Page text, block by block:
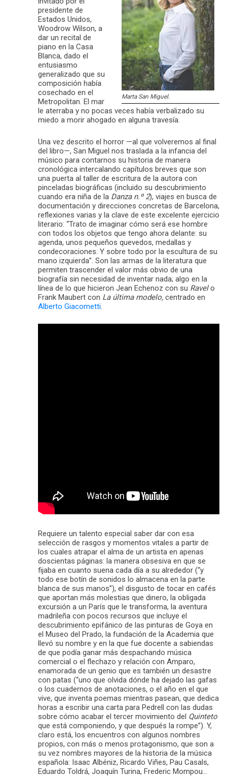
Marta San Miguel.
presidente de
Estados Unidos,
Woodrow Wilson, a
dar un recital de
piano en la Casa
Blanca, dado el
entusiasmo
generalizado que su
composición había
cosechado en el
Metropolitan. El mar
le aterraba y no pocas veces había verbalizado su
miedo a morir ahogado en alguna travesía.
Una vez descrito el horror —al que volveremos al final
del libro—, San Miguel nos traslada a la infancia del
músico para contarnos su historia de manera
cronológica intercalando capítulos breves que son
una puerta al taller de escritura de la autora con
pinceladas biográficas (incluido su descubrimiento
cuando era niña de la Danza n.º 2), viajes en busca de
documentación y direcciones concretas de Barcelona,
reflexiones varias y la clave de este excelente ejercicio
literario: “Trato de imaginar cómo será ese hombre
con todos los objetos que tengo ahora delante: su
agenda, unos pequeños quevedos, medallas y
condecoraciones. Y sobre todo por la escultura de su
mano izquierda”. Son las armas de la literatura que
permiten trascender el valor más obvio de una
biografía sin necesidad de inventar nada; algo en la
línea de lo que hicieron Jean Echenoz con su Ravelo
Frank Maubert con La última modelo, centrado en
Alberto Giacometti.
Requiere un talento especial saber dar con esa
selección de rasgos y momentos vitales a partir de
los cuales atrapar el alma de un artista en apenas
doscientas páginas: la manera obsesiva en que se
fijaba en cuanto suena cada día a su alrededor (“y
todo ese botín de sonidos lo almacena en la parte
blanca de sus manos”), el disgusto de tocar en cafés
que aportan más molestias que dinero, la obligada
excursión a un París que le transforma, la aventura
madrileña con pocos recursos que incluye el
descubrimiento epifánico de las pinturas de Goya en
el Museo del Prado, la fundación de la Academia que
llevó su nombre y en la que fue docente a sabiendas
de que podía ganar más despachando música
comercial o el flechazo y relación con Amparo,
enamorada de un genio que es también un desastre
con patas (“uno que olvida dónde ha dejado las gafas
o los cuadernos de anotaciones, o el año en el que
vive, que inventa poemas mientras pasean, que dedica
horas a escribir una carta para Pedrell con las dudas
sobre cómo acabar el tercer movimiento del Quinteto
que está componiendo, y que después la rompe”). Y,
claro está, los encuentros con algunos nombres
propios, con más o menos protagonismo, que son a
su vez nombres mayores de la historia de la música
española: Isaac Albéniz, Ricardo Viñes, Pau Casals,
Eduardo Toldrá, Joaquín Turina, Frederic Mompou…